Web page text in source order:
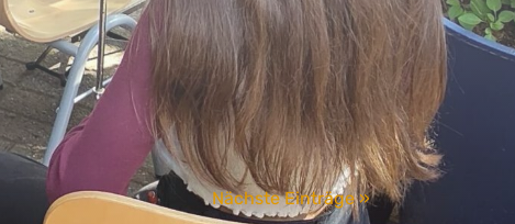
Nächste Einträge »